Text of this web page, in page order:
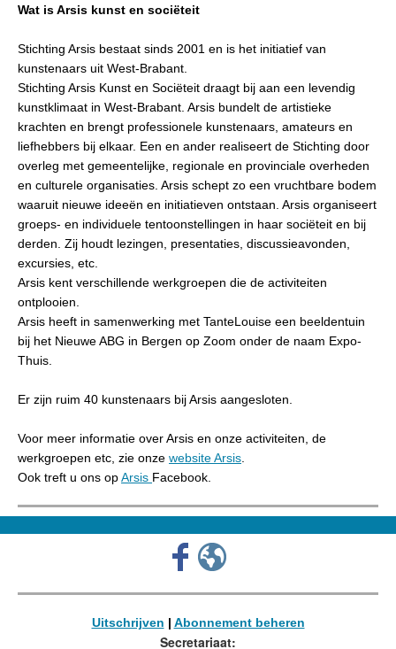
Wat is Arsis kunst en sociëteit
Stichting Arsis bestaat sinds 2001 en is het initiatief van
kunstenaars uit West-Brabant.
Stichting Arsis Kunst en Sociëteit draagt bij aan een levendig
kunstklimaat in West-Brabant. Arsis bundelt de artistieke
krachten en brengt professionele kunstenaars, amateurs en
liefhebbers bij elkaar. Een en ander realiseert de Stichting door
overleg met gemeentelijke, regionale en provinciale overheden
en culturele organisaties. Arsis schept zo een vruchtbare bodem
waaruit nieuwe ideeën en initiatieven ontstaan. Arsis organiseert
groeps- en individuele tentoonstellingen in haar sociëteit en bij
derden. Zij houdt lezingen, presentaties, discussieavonden,
excursies, etc.
Arsis kent verschillende werkgroepen die de activiteiten
ontplooien.
Arsis heeft in samenwerking met TanteLouise een beeldentuin
bij het Nieuwe ABG in Bergen op Zoom onder de naam Expo-
Thuis.
Er zijn ruim 40 kunstenaars bij Arsis aangesloten.
Voor meer informatie over Arsis en onze activiteiten, de
werkgroepen etc, zie onze website Arsis
Ook treft u ons opArsis Facebook.
Uitschrijven | Abonnement beheren
Secretariaat: